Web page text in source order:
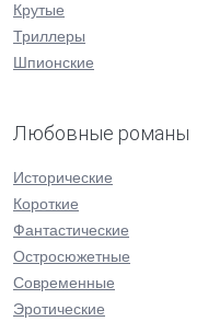
Крутые
Триллеры
Шпионские
Любовные романы
Исторические
Короткие
Фантастические
Остросюжетные
Современные
Эротические